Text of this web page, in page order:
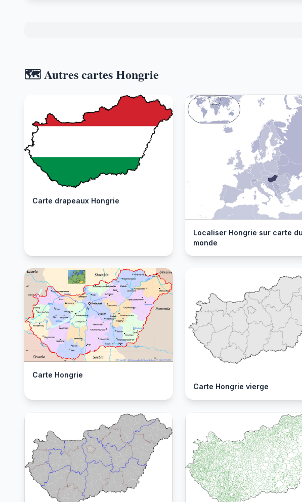
🗺️ Autres cartes Hongrie
Carte drapeaux Hongrie
Localiser Hongrie sur carte du
monde
Carte Hongrie
Carte Hongrie vierge